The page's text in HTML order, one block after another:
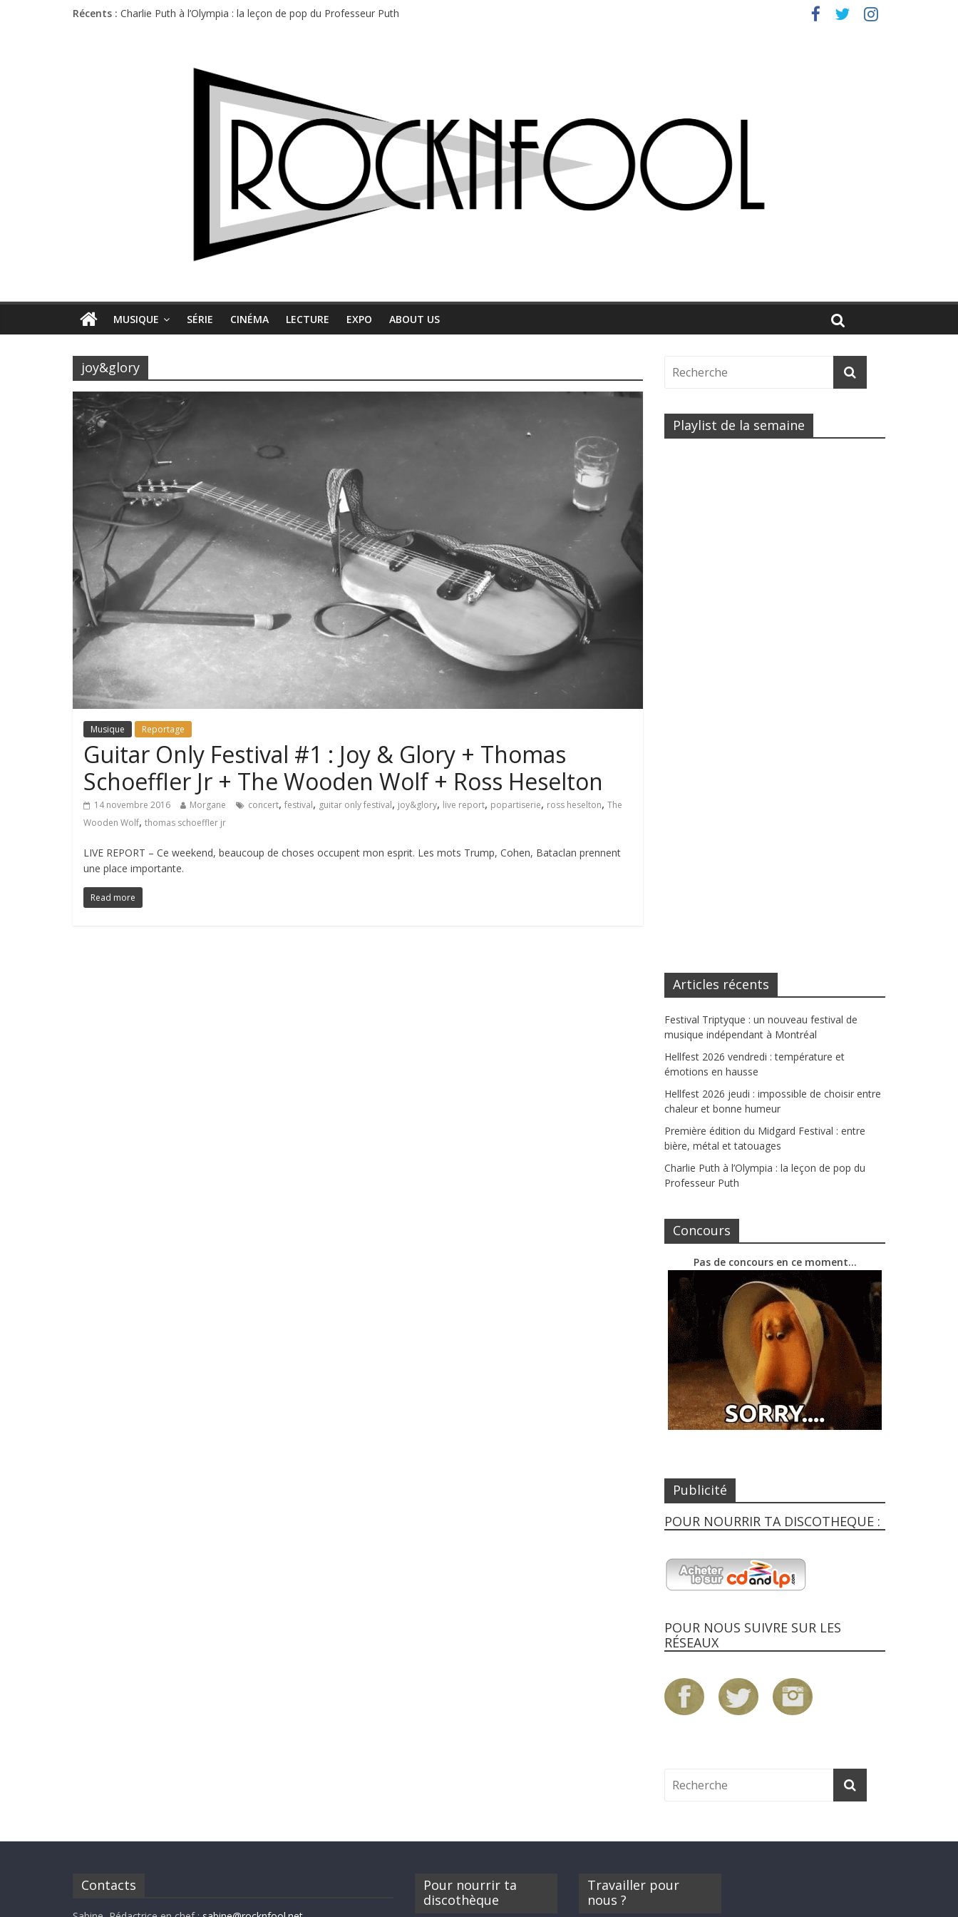
Récents : Charlie Puth à l’Olympia : la leçon de pop du Professeur Puth
Première édition du Midgard Festival : entre bière, métal et tatouages
MUSIQUE SÉRIE CINÉMA LECTURE EXPO ABOUT US
joy&glory
Musique Reportage
Guitar Only Festival #1 : Joy & Glory + Thomas
Schoeffler Jr + The Wooden Wolf + Ross Heselton
14 novembre 2016 Morgane concert, festival, guitar only festival, joy&glory, live report, popartiserie, ross heselton, The
Wooden Wolf, thomas schoeffler jr
LIVE REPORT – Ce weekend, beaucoup de choses occupent mon esprit. Les mots Trump, Cohen, Bataclan prennent
une place importante.
Read more
Playlist de la semaine
Articles récents
Festival Triptyque : un nouveau festival de
musique indépendant à Montréal
Hellfest 2026 vendredi : température et
émotions en hausse
Hellfest 2026 jeudi : impossible de choisir entre
chaleur et bonne humeur
Première édition du Midgard Festival : entre
bière, métal et tatouages
Charlie Puth à l’Olympia : la leçon de pop du
Professeur Puth
Concours
Pas de concours en ce moment…
Publicité
POUR NOURRIR TA DISCOTHEQUE :
POUR NOUS SUIVRE SUR LES
RÉSEAUX
Contacts
Pour nourrir ta
discothèque
Travailler pour
nous ?